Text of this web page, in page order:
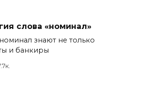
слова «номинал»
знают не только
и банкиры